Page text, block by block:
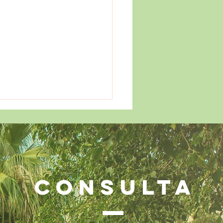
alumnos de 2º
conquistan Francia
CONSULTA